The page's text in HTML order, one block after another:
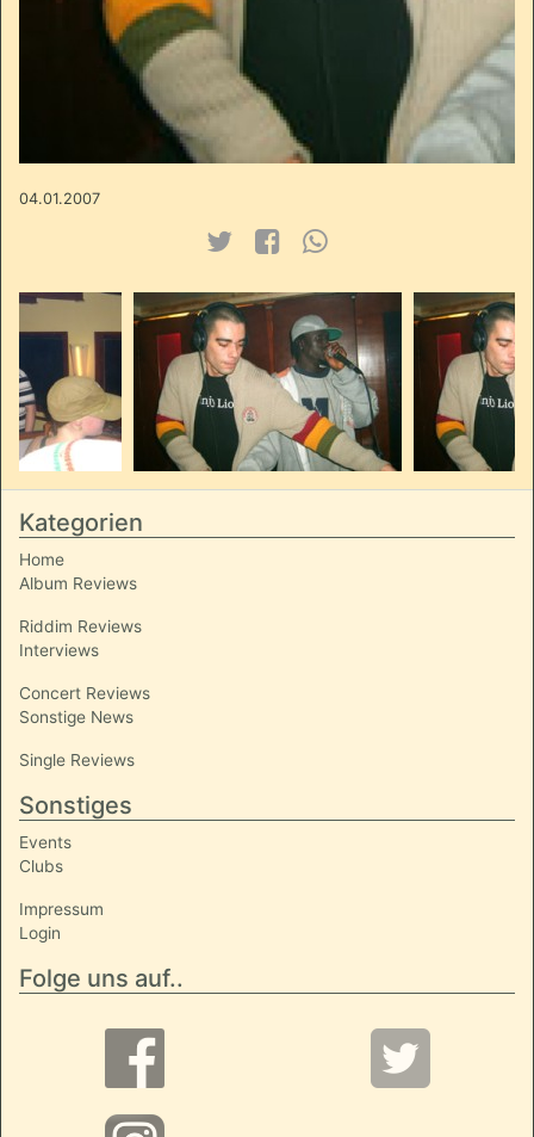
04.01.2007
Kategorien
Home
Album Reviews
Riddim Reviews
Interviews
Concert Reviews
Sonstige News
Single Reviews
Sonstiges
Events
Clubs
Impressum
Login
Folge uns auf..